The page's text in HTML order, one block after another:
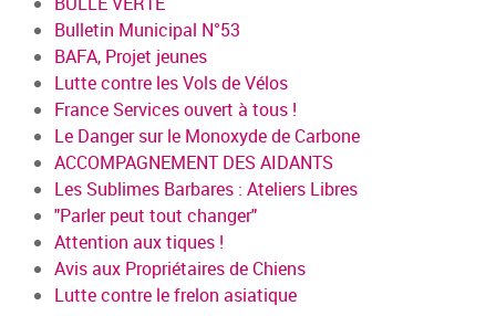
Bulletin Municipal N°53
BAFA, Projet jeunes
Lutte contre les Vols de Vélos
France Services ouvert à tous !
Le Danger sur le Monoxyde de Carbone
ACCOMPAGNEMENT DES AIDANTS
Les Sublimes Barbares : Ateliers Libres
"Parler peut tout changer"
Attention aux tiques !
Avis aux Propriétaires de Chiens
Lutte contre le frelon asiatique